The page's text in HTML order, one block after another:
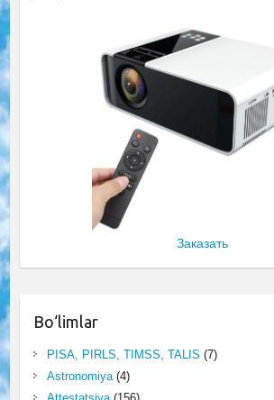
Заказать
Bo‘limlar
PISA, PIRLS, TIMSS, TALIS (7)
Astronomiya(4)